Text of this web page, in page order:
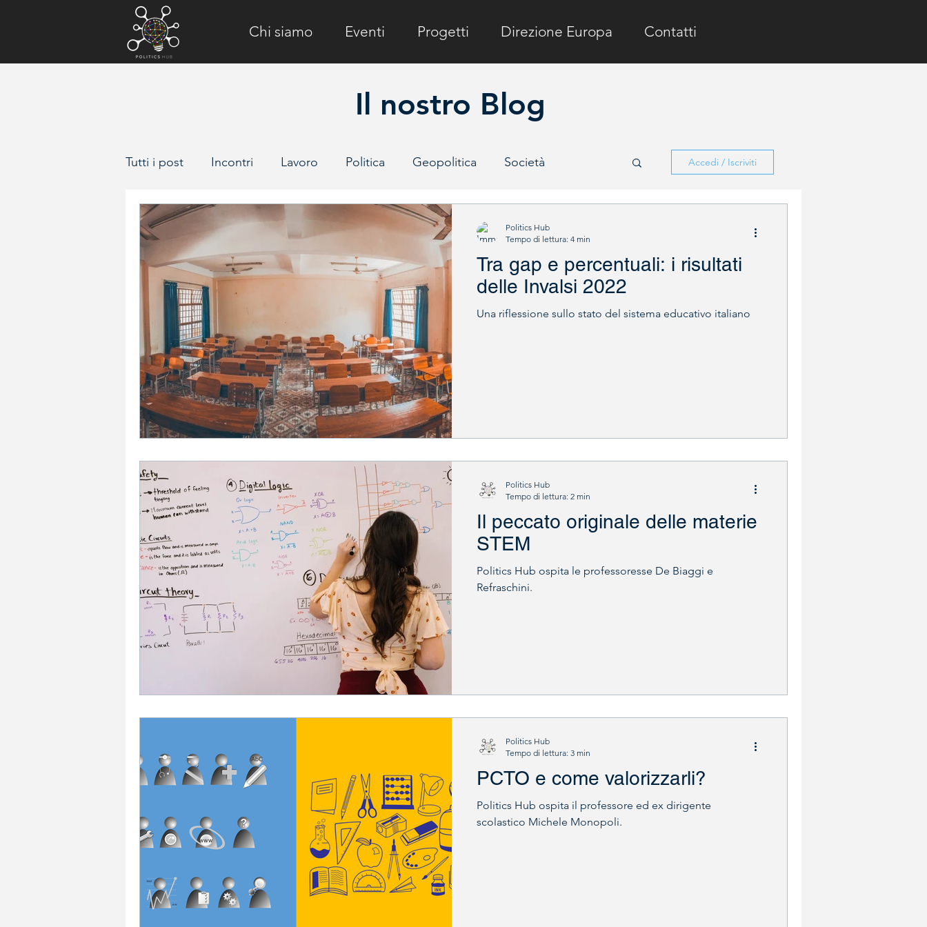
Chi siamo Eventi Progetti Direzione Europa Contatti
Il nostro Blog
Tutti i post Incontri Lavoro Politica Geopolitica Società
Il Poligono Face to Face
Accedi / Iscriviti
Tra gap e percentuali: i risultati
delle Invalsi 2022
Una riflessione sullo stato del sistema educativo italiano
Politics Hub
Tempo di lettura: 4 min
Il peccato originale delle materie
STEM
Politics Hub ospita le professoresse De Biaggi e
Refraschini.
Politics Hub
Tempo di lettura: 2 min
PCTO e come valorizzarli?
Politics Hub ospita il professore ed ex dirigente
scolastico Michele Monopoli.
Politics Hub
Tempo di lettura: 3 min